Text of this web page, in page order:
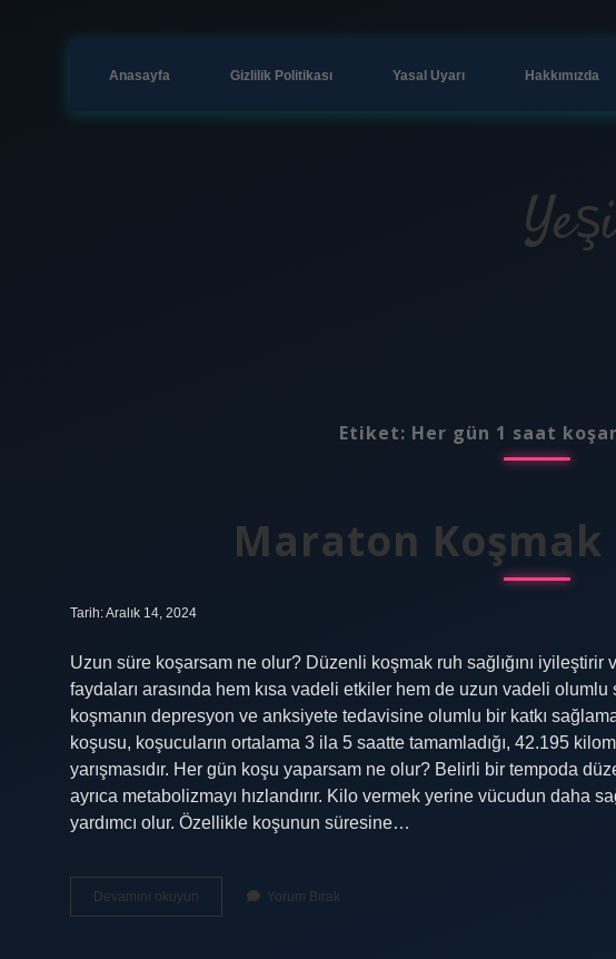
Anasayfa Gizlilik Politikası Yasal Uyarı Hakkımızda
Etiket: Her gün 1 saat
Maraton Koşmak
Tarih: Aralık 14, 2024
Uzun süre koşarsam ne olur? Düzenli koşmak ruh sağlığını iyileştirir
faydaları arasında hem kısa vadeli etkiler hem de uzun vadeli
koşmanın depresyon ve anksiyete tedavisine olumlu bir katkı
koşusu, koşucuların ortalama 3 ila 5 saatte tamamladığı, 42.195
yarışmasıdır. Her gün koşu yaparsam ne olur? Belirli bir tempoda
ayrıca metabolizmayı hızlandırır. Kilo vermek yerine vücudun daha
yardımcı olur. Özellikle koşunun süresine…
Devamını okuyun Maraton
Koşmak
Yorum Bırak